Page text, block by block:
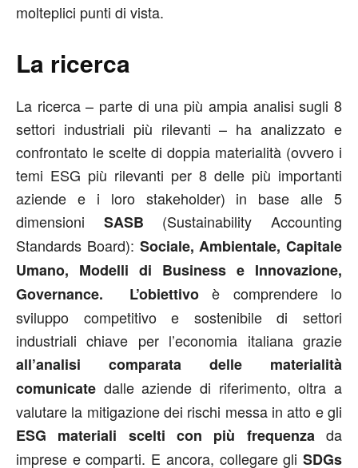
molteplici punti di vista.
La ricerca
La ricerca – parte di una più ampia analisi sugli 8
settori industriali più rilevanti – ha analizzato e
confrontato le scelte di doppia materialità (ovvero i
temi ESG più rilevanti per 8 delle più importanti
aziende e i loro stakeholder) in base alle 5
dimensioni SASB (Sustainability Accounting
Standards Board): Sociale, Ambientale, Capitale
Umano, Modelli di Business e Innovazione,
Governance. L’obiettivoè comprendere lo
sviluppo competitivo e sostenibile di settori
industriali chiave per l’economia italiana grazie
all’analisi comparata delle materialità
comunicate dalle aziende di riferimento, oltra a
valutare la mitigazione dei rischi messa in atto e gli
ESG materiali scelti con più frequenza da
imprese e comparti. E ancora, collegare gli SDGs